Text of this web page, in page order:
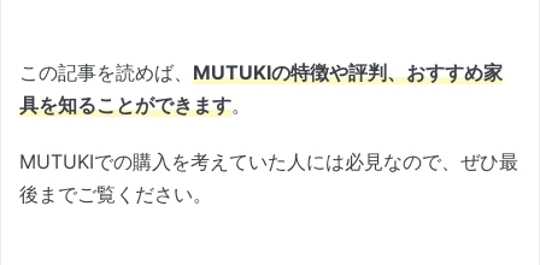
この記事を読めば、 MUTUKIの特徴や評判、おすすめ家
具を知ることができます。
MUTUKIでの購入を考えていた人には必見なので、ぜひ最
後までご覧ください。